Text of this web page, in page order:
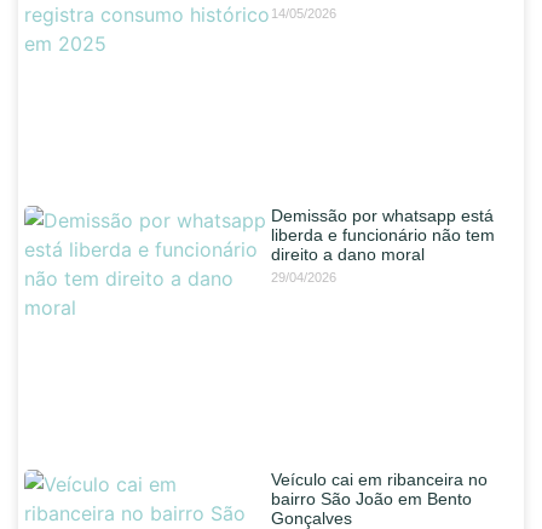
14/05/2026
Demissão por whatsapp está
liberda e funcionário não tem
direito a dano moral
29/04/2026
Veículo cai em ribanceira no
bairro São João em Bento
Gonçalves